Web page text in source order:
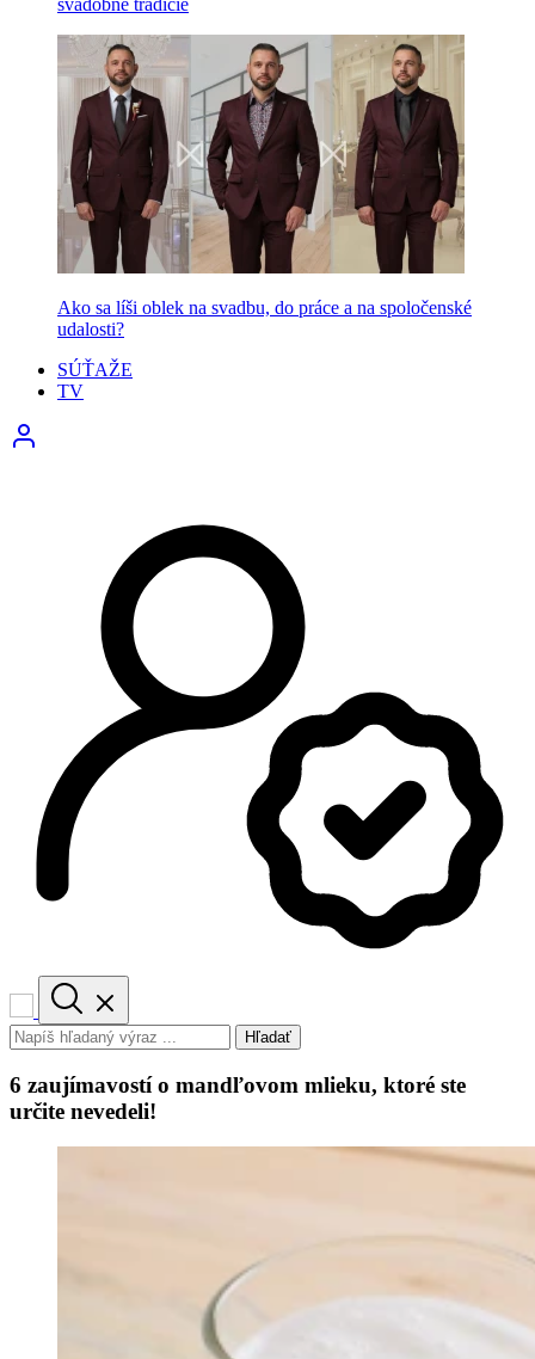
svadobné tradície
Ako sa líši oblek na svadbu, do práce a na spoločenské
udalosti?
SÚŤAŽE
TV
Hľadať
6 zaujímavostí o mandľovom mlieku, ktoré ste
určite nevedeli!